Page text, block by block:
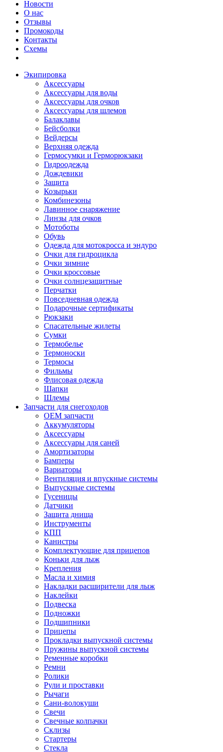
Новости
О нас
Отзывы
Промокоды
Контакты
Схемы
Экипировка
Аксессуары
Аксессуары для воды
Аксессуары для очков
Аксессуары для шлемов
Балаклавы
Бейсболки
Вейдерсы
Верхняя одежда
Гермосумки и Герморюкзаки
Гидроодежда
Дождевики
Защита
Козырьки
Комбинезоны
Лавинное снаряжение
Линзы для очков
Мотоботы
Обувь
Одежда для мотокросса и эндуро
Очки для гидроцикла
Очки зимние
Очки кроссовые
Очки солнцезащитные
Перчатки
Повседневная одежда
Подарочные сертификаты
Рюкзаки
Спасательные жилеты
Сумки
Термобелье
Термоноски
Термосы
Фильмы
Флисовая одежда
Шапки
Шлемы
Запчасти для снегоходов
OEM запчасти
Аккумуляторы
Аксессуары
Аксессуары для саней
Амортизаторы
Бамперы
Вариаторы
Вентиляция и впускные системы
Выпускные системы
Гусеницы
Датчики
Защита днища
Инструменты
КПП
Канистры
Комплектующие для прицепов
Коньки для лыж
Крепления
Масла и химия
Накладки расширители для лыж
Наклейки
Подвеска
Подножки
Подшипники
Прицепы
Прокладки выпускной системы
Пружины выпускной системы
Ременные коробки
Ремни
Ролики
Рули и проставки
Рычаги
Сани-волокуши
Свечи
Свечные колпачки
Склизы
Стартеры
Стекла